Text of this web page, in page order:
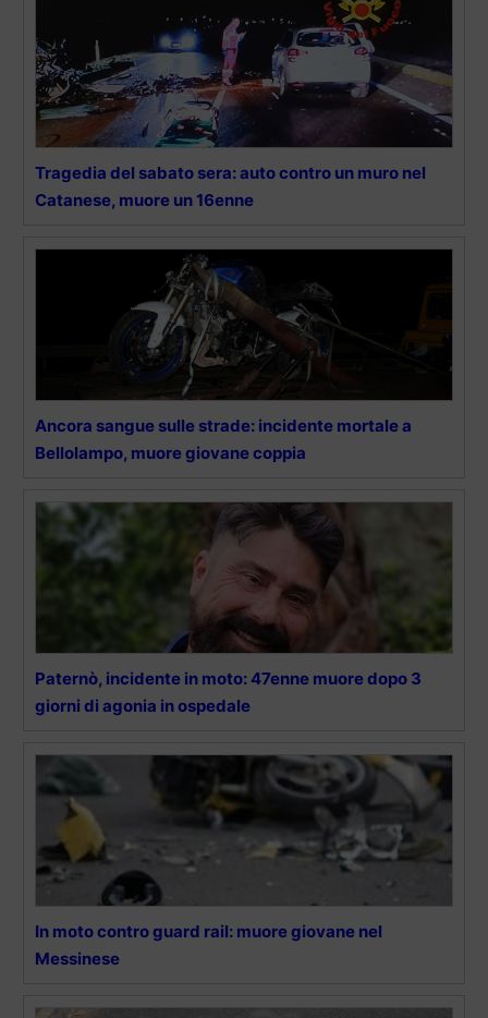
Tragedia del sabato sera: auto contro un muro nel
Catanese, muore un 16enne
Ancora sangue sulle strade: incidente mortale a
Bellolampo, muore giovane coppia
Paternò, incidente in moto: 47enne muore dopo 3
giorni di agonia in ospedale
In moto contro guard rail: muore giovane nel
Messinese